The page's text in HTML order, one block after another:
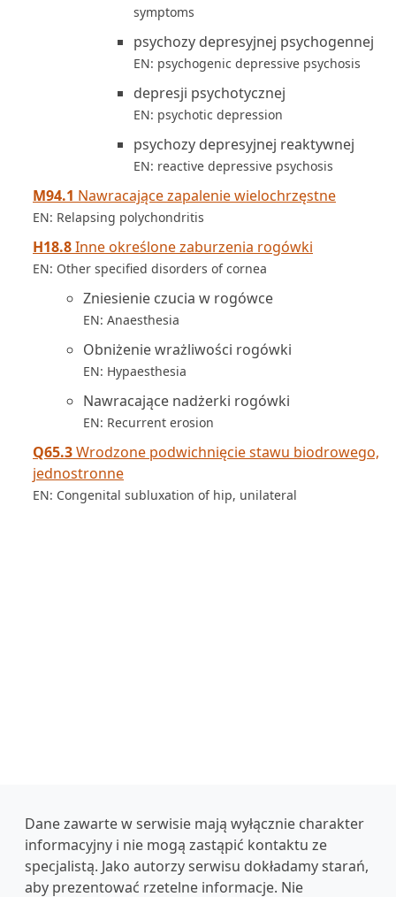
symptoms
psychozy depresyjnej psychogennej
EN: psychogenic depressive psychosis
depresji psychotycznej
EN: psychotic depression
psychozy depresyjnej reaktywnej
EN: reactive depressive psychosis
M94.1 Nawracające zapalenie wielochrzęstne
EN: Relapsing polychondritis
H18.8Inne określone zaburzenia rogówki
EN: Other specified disorders of cornea
Zniesienie czucia w rogówce
EN: Anaesthesia
Obniżenie wrażliwości rogówki
EN: Hypaesthesia
Nawracające nadżerki rogówki
EN: Recurrent erosion
Q65.3Wrodzone podwichnięcie stawu biodrowego,
jednostronne
EN: Congenital subluxation of hip, unilateral
Dane zawarte w serwisie mają wyłącznie charakter
informacyjny i nie mogą zastąpić kontaktu ze
specjalistą. Jako autorzy serwisu dokładamy starań,
aby prezentować rzetelne informacje. Nie